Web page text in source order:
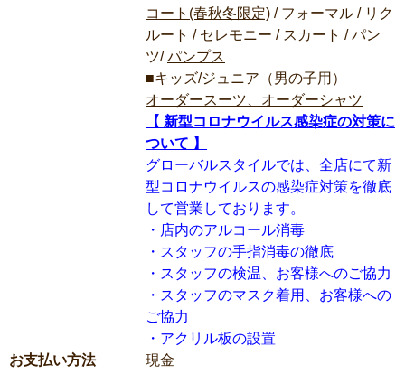
コート(春秋冬限定) / フォーマル / リク
ルート / セレモニー / スカート / パン
ツ/パンプス
■キッズ/ジュニア（男の子用）
オーダースーツ、オーダーシャツ
【 新型コロナウイルス感染症の対策に
ついて 】
グローバルスタイルでは、全店にて新
型コロナウイルスの感染症対策を徹底
して営業しております。
・店内のアルコール消毒
・スタッフの手指消毒の徹底
・スタッフの検温、お客様へのご協力
・スタッフのマスク着用、お客様への
ご協力
・アクリル板の設置
お支払い方法
現金